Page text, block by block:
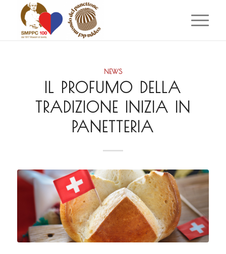
NEWS
IL PROFUMO DELLA
TRADIZIONE INIZIA IN
PANETTERIA